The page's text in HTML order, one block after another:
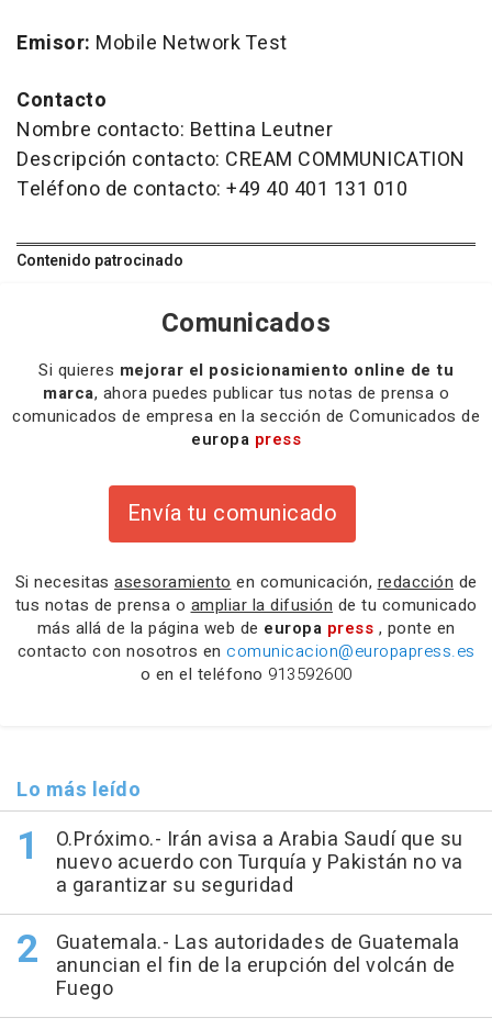
Emisor: Mobile Network Test
Contacto
Nombre contacto: Bettina Leutner
Descripción contacto: CREAM COMMUNICATION
Teléfono de contacto: +49 40 401 131 010
Contenido patrocinado
Comunicados
Si quieres mejorar el posicionamiento online de tu
marca, ahora puedes publicar tus notas de prensa o
comunicados de empresa en la sección de Comunicados de
europa press
Envía tu comunicado
Si necesitas asesoramiento en comunicación, redacción de
tus notas de prensa o ampliar la difusión de tu comunicado
más allá de la página web de europa press , ponte en
contacto con nosotros en comunicacion@europapress.es
o en el teléfono 913592600
Lo más leído
O.Próximo.- Irán avisa a Arabia Saudí que su
nuevo acuerdo con Turquía y Pakistán no va
a garantizar su seguridad
Guatemala.- Las autoridades de Guatemala
anuncian el fin de la erupción del volcán de
Fuego